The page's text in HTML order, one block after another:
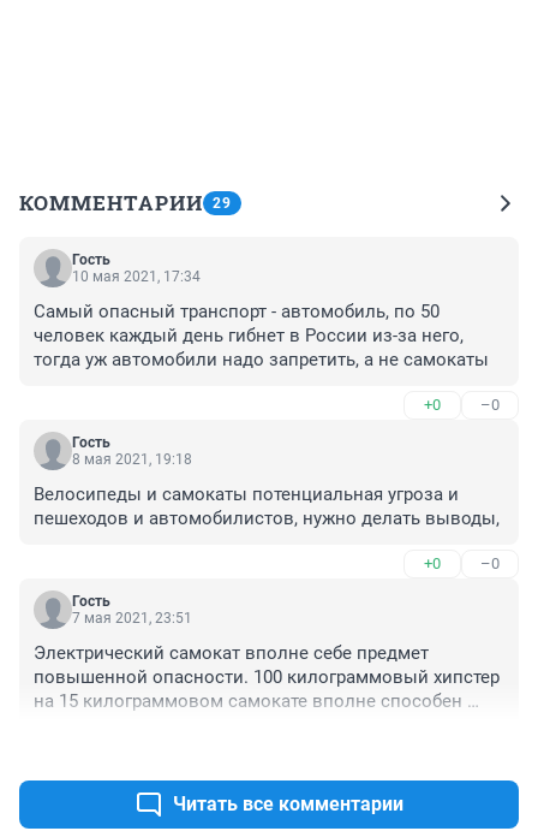
КОММЕНТАРИИ 29
Гость
10 мая 2021, 17:34
Самый опасный транспорт - автомобиль, по 50
человек каждый день гибнет в России из-за него,
тогда уж автомобили надо запретить, а не самокаты
+0 –0
Гость
8 мая 2021, 19:18
Велосипеды и самокаты потенциальная угроза и
пешеходов и автомобилистов, нужно делать выводы,
+0 –0
Гость
7 мая 2021, 23:51
Электрический самокат вполне себе предмет
повышенной опасности. 100 килограммовый хипстер
на 15 килограммовом самокате вполне способен
водителями в искусстве вождения.
Читать все комментарии